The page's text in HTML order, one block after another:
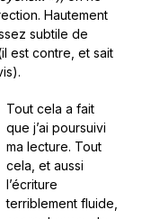
Hautement
subtile de
est contre, et sait
Tout cela a fait
que j’ai poursuivi
ma lecture. Tout
cela, et aussi
l’écriture
terriblement fluide,